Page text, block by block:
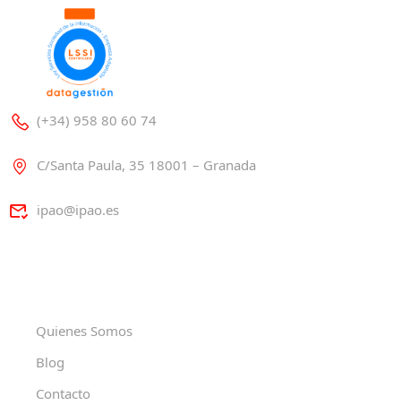
(+34) 958 80 60 74
C/Santa Paula, 35 18001 – Granada
ipao@ipao.es
Quienes Somos
Blog
Contacto